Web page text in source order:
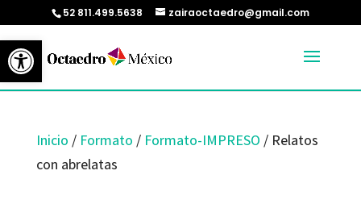
Abrir barra de herramientas
52 811.499.5638 zairaoctaedro@gmail.com
Inicio / Formato / Formato-IMPRESO / Relatos
con abrelatas